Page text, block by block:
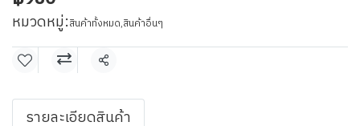
หมวดหมู่:สินค้าทั้งหมด,สินค้าอื่นๆ
แชร์
รายละเอียดสินค้า